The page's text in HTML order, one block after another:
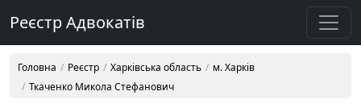
Реєстр Адвокатів
Головна Реєстр Харківська область
м. Харків
Ткаченко Микола Стефанович